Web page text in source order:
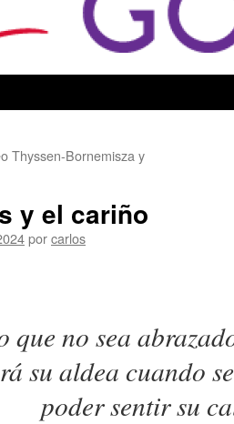
Thyssen-Bornemisza y
y el cariño
porcarlos
que no sea
su aldea cuando
poder sentir su